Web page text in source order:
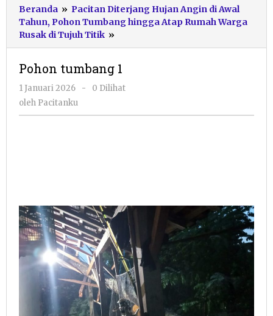
Beranda » Pacitan Diterjang Hujan Angin di Awal
Tahun, Pohon Tumbang hingga Atap Rumah Warga
Rusak di Tujuh Titik »
tumbang
Pohon tumbang 1
1 Januari 2026
oleh
-
0 Dilihat
oleh Pacitanku